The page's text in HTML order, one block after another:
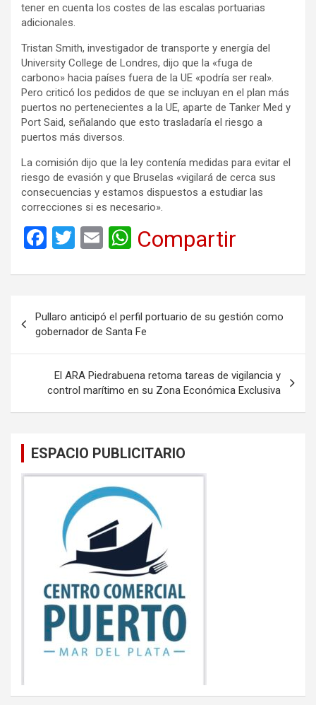
tener en cuenta los costes de las escalas portuarias
adicionales.
Tristan Smith, investigador de transporte y energía del
University College de Londres, dijo que la «fuga de
carbono» hacia países fuera de la UE «podría ser real».
Pero criticó los pedidos de que se incluyan en el plan más
puertos no pertenecientes a la UE, aparte de Tanker Med y
Port Said, señalando que esto trasladaría el riesgo a
puertos más diversos.
La comisión dijo que la ley contenía medidas para evitar el
riesgo de evasión y que Bruselas «vigilará de cerca sus
consecuencias y estamos dispuestos a estudiar las
correcciones si es necesario».
F
ce
o
o
k
T
tt
E
ail
W
at
A
p
p
Compartir
de
entradas
Pullaro anticipó el perfil portuario de su gestión como
gobernador de Santa Fe
El ARA Piedrabuena retoma tareas de vigilancia y
control marítimo en su Zona Económica Exclusiva
ESPACIO PUBLICITARIO